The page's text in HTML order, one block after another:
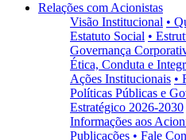
Relações com Acionistas
Visão Institucional •
Estatuto Social •
Governança
Ética, Conduta e
Ações Institucionais •
Políticas Públicas e
Estratégico 2026-2030
Informações aos
Publicações • Fale